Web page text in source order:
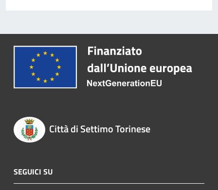
Città di Settimo Torinese
SEGUICI SU